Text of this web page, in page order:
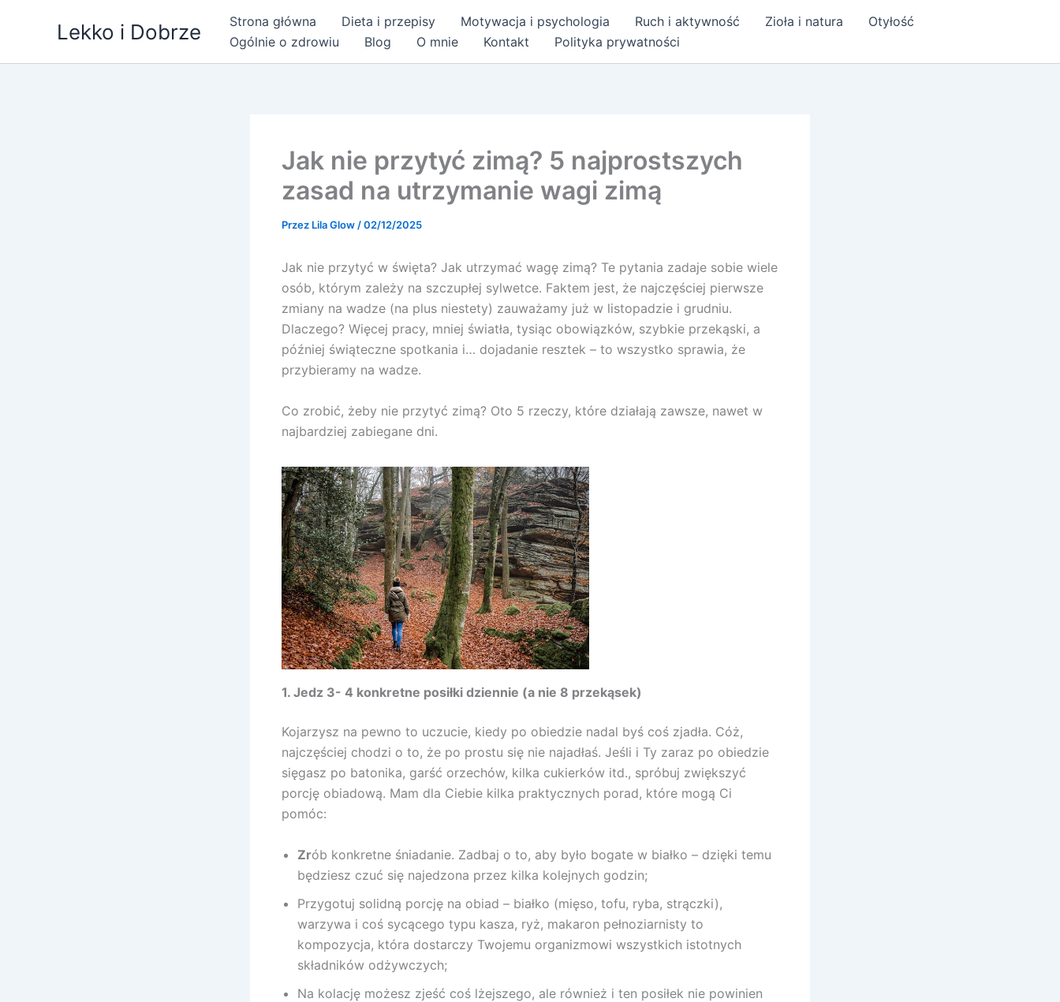
Lekko i Dobrze Strona główna Dieta i przepisy Motywacja i psychologia Ruch i aktywność Zioła i natura
Otyłość
Ogólnie o zdrowiu
Blog O mnie Kontakt Polityka prywatności
Jak nie przytyć zimą? 5 najprostszych
zasad na utrzymanie wagi zimą
Przez Lila Glow /02/12/2025
Jak nie przytyć w święta? Jak utrzymać wagę zimą? Te pytania zadaje sobie wiele
osób, którym zależy na szczupłej sylwetce. Faktem jest, że najczęściej pierwsze
zmiany na wadze (na plus niestety) zauważamy już w listopadzie i grudniu.
Dlaczego? Więcej pracy, mniej światła, tysiąc obowiązków, szybkie przekąski, a
później świąteczne spotkania i… dojadanie resztek – to wszystko sprawia, że
przybieramy na wadze.
Co zrobić, żeby nie przytyć zimą? Oto 5 rzeczy, które działają zawsze, nawet w
najbardziej zabiegane dni.
1. Jedz 3- 4 konkretne posiłki dziennie (a nie 8 przekąsek)
Kojarzysz na pewno to uczucie, kiedy po obiedzie nadal byś coś zjadła. Cóż,
najczęściej chodzi o to, że po prostu się nie najadłaś. Jeśli i Ty zaraz po obiedzie
sięgasz po batonika, garść orzechów, kilka cukierków itd., spróbuj zwiększyć
porcję obiadową. Mam dla Ciebie kilka praktycznych porad, które mogą Ci
pomóc:
Zrób konkretne śniadanie. Zadbaj o to, aby było bogate w białko – dzięki temu
będziesz czuć się najedzona przez kilka kolejnych godzin;
Przygotuj solidną porcję na obiad – białko (mięso, tofu, ryba, strączki),
warzywa i coś sycącego typu kasza, ryż, makaron pełnoziarnisty to
kompozycja, która dostarczy Twojemu organizmowi wszystkich istotnych
składników odżywczych;
Na kolację możesz zjeść coś lżejszego, ale również i ten posiłek nie powinien